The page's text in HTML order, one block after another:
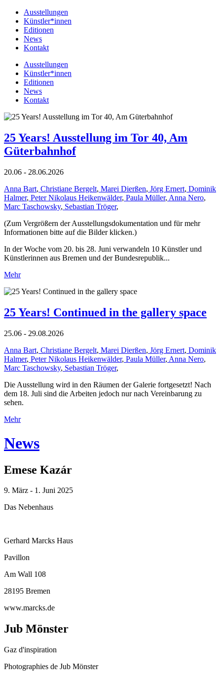
Ausstellungen
Künstler*innen
Editionen
News
Kontakt
Ausstellungen
Künstler*innen
Editionen
News
Kontakt
25 Years! Ausstellung im Tor 40, Am
Güterbahnhof
20.06 - 28.06.2026
Anna Bart, Christiane Bergelt, Marei Dierßen, Jörg Ernert, Dominik
Halmer, Peter Nikolaus Heikenwälder, Paula Müller, Anna Nero,
Marc Taschowsky, Sebastian Tröger,
(Zum Vergrößern der Ausstellungsdokumentation und für mehr
Informationen bitte auf die Bilder klicken.)
In der Woche vom 20. bis 28. Juni verwandeln 10 Künstler und
Künstlerinnen aus Bremen und der Bundesrepublik...
Mehr
25 Years! Continued in the gallery space
25.06 - 29.08.2026
Anna Bart, Christiane Bergelt, Marei Dierßen, Jörg Ernert, Dominik
Halmer, Peter Nikolaus Heikenwälder, Paula Müller, Anna Nero,
Marc Taschowsky, Sebastian Tröger,
Die Ausstellung wird in den Räumen der Galerie fortgesetzt! Nach
dem 18. Juli sind die Arbeiten jedoch nur nach Vereinbarung zu
sehen.
Mehr
News
Emese Kazár
9. März - 1. Juni 2025
Das Nebenhaus
Gerhard Marcks Haus
Pavillon
Am Wall 108
28195 Bremen
www.marcks.de
Jub Mönster
Gaz d'inspiration
Photographies de Jub Mönster